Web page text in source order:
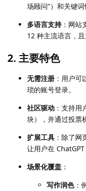
场顾问”）和关键词
多语言支持：网站
12 种主流语言，
2. 主要特色
无需注册 ：用户
琐的账号登录。
社区驱动 ：支持
块），并通过投票
扩展工具 ：除了
让用户在
场景化覆盖 ：
写作润色：